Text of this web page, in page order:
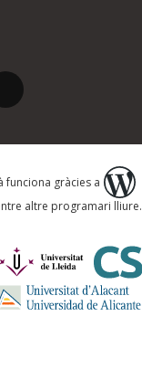
electrònic *
funciona gràcies a
altre programari lliure.